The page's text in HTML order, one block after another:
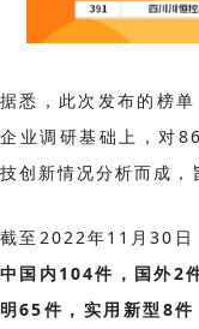
据悉，此次发布的榜
企业调研基础上，对
技创新情况分析而成，
截至 2022年11月30日
中国内104件，国外2
明65件，实用新型8件